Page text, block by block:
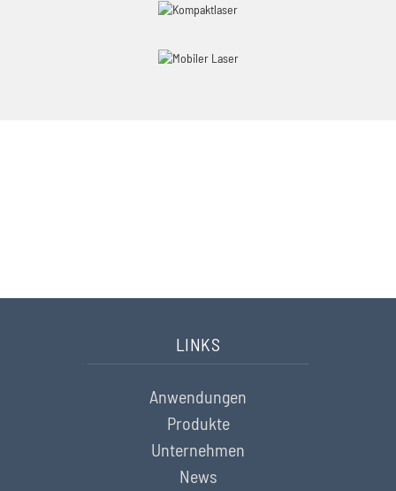
LINKS
Anwendungen
Produkte
Unternehmen
News